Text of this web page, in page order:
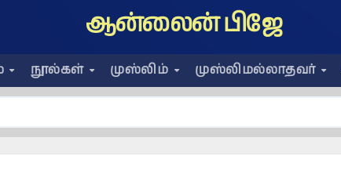
ஆன்லைன் பிஜே
நூல்கள் முஸ்லிம் முஸ்லிமல்லாதவர்